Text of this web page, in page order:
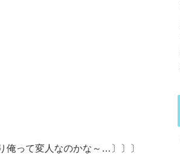
俺って変人なのかな～…〕〕〕